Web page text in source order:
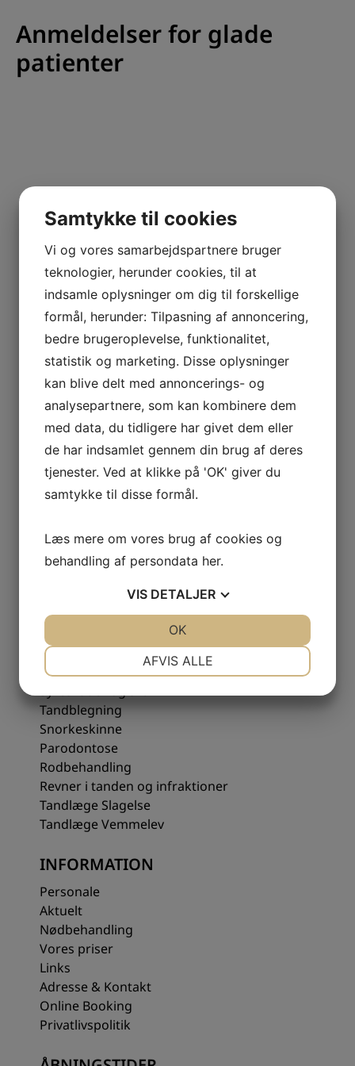
Anmeldelser for glade
patienter
KONTAKTINFORMATION
Korsør Tandlægeklinik I/S
Gl. Banegårdsplads 4B, st.
58 37 07 86
info@tandterne.dk
CVR: 43133748
BEHANDLINGER
Akupunktur
Implantat
Kirurgisk tandbehandling
Kosmetisk tandbehandling
Kroner og broer
Tandblegning
Snorkeskinne
Parodontose
Rodbehandling
Revner i tanden og infraktioner
Tandlæge Slagelse
Tandlæge Vemmelev
INFORMATION
Personale
Aktuelt
Nødbehandling
Vores priser
Links
Adresse & Kontakt
Online Booking
Privatlivspolitik
Samtykke til cookies
Vi og vores samarbejdspartnere bruger
teknologier, herunder cookies, til at
indsamle oplysninger om dig til forskellige
formål, herunder: Tilpasning af annoncering,
bedre brugeroplevelse, funktionalitet,
statistik og marketing. Disse oplysninger
kan blive delt med annoncerings- og
analysepartnere, som kan kombinere dem
med data, du tidligere har givet dem eller
de har indsamlet gennem din brug af deres
tjenester. Ved at klikke på 'OK' giver du
samtykke til disse formål.
Læs mere om vores brug af cookies og
behandling af persondata her.
VIS DETALJER
MARKETING
AFVIS ALLE
OK